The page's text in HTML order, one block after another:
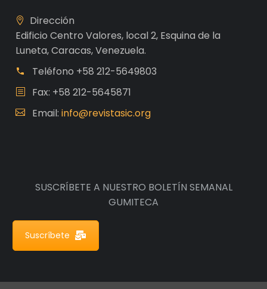
Dirección
Edificio Centro Valores, local 2, Esquina de la
Luneta, Caracas, Venezuela.
Teléfono +58 212-5649803
Fax: +58 212-5645871
Email: info@revistasic.org
SUSCRÍBETE A NUESTRO BOLETÍN SEMANAL
GUMITECA
Suscríbete